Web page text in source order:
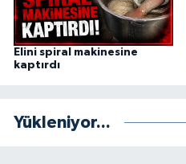
Elini spiral makinesine
kaptırdı
Yükleniyor...